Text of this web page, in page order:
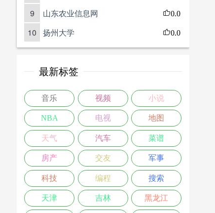
9 山东农业信息网 0.0
10 扬州大学 0.0
最新标签
音乐 视频 小说
NBA 电视 地图
天气 汽车 菜谱
房产 交友 军事
科技 编程 搜索
天津 吉林 黑龙江